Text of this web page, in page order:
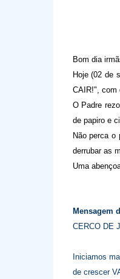
Bom dia
Hoje (02 de
CAIR!", com
OPadre
de papiro e
Não perca o
derrubar as
Uma
Mensagem
CERCO DE
Iniciamos
de crescer